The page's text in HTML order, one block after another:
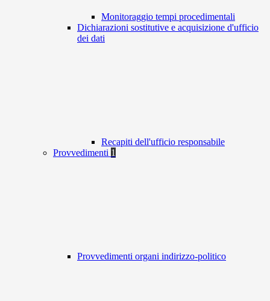
Monitoraggio tempi procedimentali
Dichiarazioni sostitutive e acquisizione d'ufficio
dei dati
Recapiti dell'ufficio responsabile
Provvedimenti 1
Provvedimenti organi indirizzo-politico